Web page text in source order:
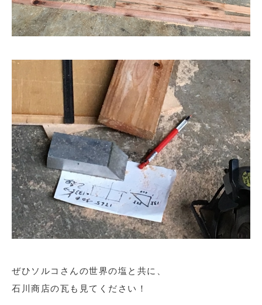
ぜひソルコさんの世界の塩と共に、
石川商店の瓦も見てください！